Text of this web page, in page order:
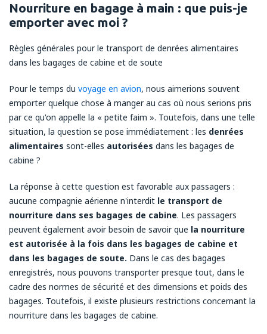
Nourriture en bagage à main : que puis-je
emporter avec moi ?
Règles générales pour le transport de denrées alimentaires
dans les bagages de cabine et de soute
Pour le temps du voyage en avion, nous aimerions souvent
emporter quelque chose à manger au cas où nous serions pris
par ce qu'on appelle la « petite faim ». Toutefois, dans une telle
situation, la question se pose immédiatement : les denrées
alimentaires sont-elles autorisées dans les bagages de
cabine ?
La réponse à cette question est favorable aux passagers :
aucune compagnie aérienne n'interdit le transport de
nourriture dans ses bagages de cabine. Les passagers
peuvent également avoir besoin de savoir que la nourriture
est autorisée à la fois dans les bagages de cabine et
dans les bagages de soute. Dans le cas des bagages
enregistrés, nous pouvons transporter presque tout, dans le
cadre des normes de sécurité et des dimensions et poids des
bagages. Toutefois, il existe plusieurs restrictions concernant la
nourriture dans les bagages de cabine.